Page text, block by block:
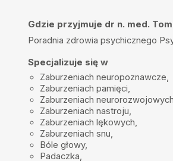
Anna Dawidowicz• 2025-06-27
Doskonale pod każdym względem.
Paweł a• 2025-06-16
Fachowa Kompetentna OSOBA .Doradzi
Agata•2025-06-10
Bardzo empatyczny i rzeczowy lekarz.
Gdzie przyjmuje dr n. med.
Poradnia zdrowia psychicznego
Specjalizuje się w
Zaburzeniach neuropoznawcze,
Zaburzeniach pamięci,
Zaburzeniach
Zaburzeniach nastroju,
Zaburzeniach lękowych,
Zaburzeniach snu,
Bóle głowy,
Padaczka,